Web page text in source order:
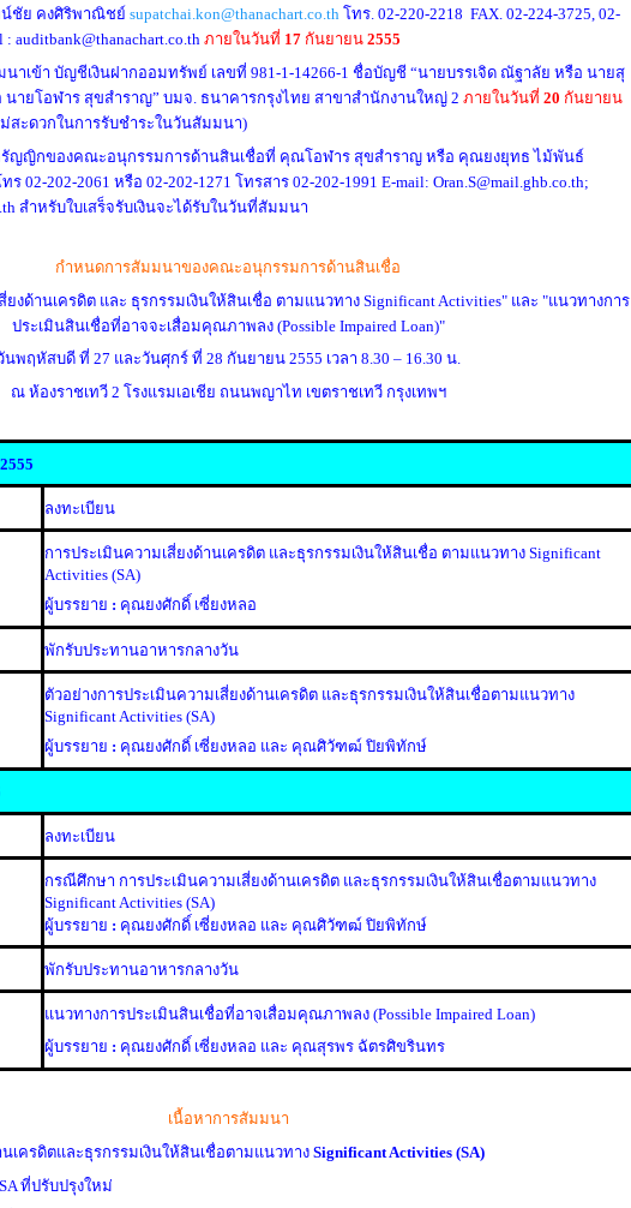
ชัย คงศิริพาณิชย์ supatchai.kon@thanachart.co.th โทร. 02-220-2218 FAX. 02-224-3725, 02-
auditbank@thanachart.co.th ภายในวันที่ 17 กันยายน 2555
าเข้า บัญชีเงินฝากออมทรัพย์ เลขที่ 981-1-14266-1 ชื่อบัญชี “นายบรรเจิด ณัฐาลัย หรือ นายสุ
ยโอฬาร สุขสำราญ” บมจ. ธนาคารกรุงไทย สาขาสำนักงานใหญ่ 2 ภายในวันที่ 20 กันยายน
สะดวกในการรับชำระในวันสัมมนา)
หรัญญิกของคณะอนุกรรมการด้านสินเชื่อที่ คุณโอฬาร สุขสำราญ หรือ คุณยงยุทธ ไม้พันธ์
ทร02-202-2061 หรือ 02-202-1271 โทรสาร 02-202-1991 E-mail: Oran.S@mail.ghb.co.th;
สำหรับใบเสร็จรับเงินจะได้รับในวันที่สัมมนา
กำหนดการสัมมนาของคณะอนุกรรมการด้านสินเชื่อ
ยงด้านเครดิต และ ธุรกรรมเงินให้สินเชื่อ ตามแนวทาง Significant Activities" และ "แนวทางการ
ประเมินสินเชื่อที่อาจจะเสื่อมคุณภาพลง (Possible Impaired Loan)"
นพฤหัสบดี ที่ 27 และวันศุกร์ ที่ 28 กันยายน 2555 เวลา 8.30 – 16.30 น.
ณ ห้องราชเทวี 2 โรงแรมเอเชีย ถนนพญาไท เขตราชเทวี กรุงเทพฯ
2555
ลงทะเบียน
การประเมินความเสี่ยงด้านเครดิต และธุรกรรมเงินให้สินเชื่อ ตามแนวทาง Significant
Activities (SA)
ผู้บรรยาย : คุณยงศักดิ์ เซี่ยงหลอ
พักรับประทานอาหารกลางวัน
ตัวอย่างการประเมินความเสี่ยงด้านเครดิต และธุรกรรมเงินให้สินเชื่อตามแนวทาง
Significant Activities (SA)
ผู้บรรยาย : คุณยงศักดิ์ เซี่ยงหลอ และ คุณศิวัฑฒ์ ปิยพิทักษ์
ลงทะเบียน
กรณีศึกษา การประเมินความเสี่ยงด้านเครดิต และธุรกรรมเงินให้สินเชื่อตามแนวทาง
Significant Activities (SA)
ผู้บรรยาย : คุณยงศักดิ์ เซี่ยงหลอ และ คุณศิวัฑฒ์ ปิยพิทักษ์
พักรับประทานอาหารกลางวัน
แนวทางการประเมินสินเชื่อที่อาจเสื่อมคุณภาพลง (Possible Impaired Loan)
ผู้บรรยาย : คุณยงศักดิ์ เซี่ยงหลอ และ คุณสุรพร ฉัตรศิขรินทร
เนื้อหาการสัมมนา
เครดิตและธุรกรรมเงินให้สินเชื่อตามแนวทาง Significant Activities (SA)
ที่ปรับปรุงใหม่